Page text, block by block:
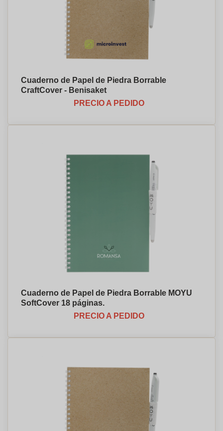
Cuaderno de Papel de Piedra Borrable
CraftCover - Benisaket
PRECIO A PEDIDO
Cuaderno de Papel de Piedra Borrable MOYU
SoftCover 18 páginas.
PRECIO A PEDIDO